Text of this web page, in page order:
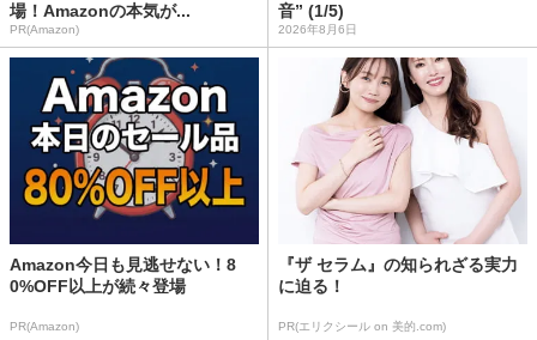
場！Amazonの本気が...
PR(Amazon)
音” (1/5)
2026年8月6日
Amazon今日も見逃せない！8
0%OFF以上が続々登場
PR(Amazon)
『ザ セラム』の知られざる実力
に迫る！
PR(エリクシール on 美的.com)